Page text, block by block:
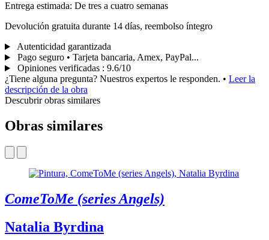
Entrega estimada: De tres a cuatro semanas
Devolución gratuita durante 14 días, reembolso íntegro
Autenticidad garantizada
Pago seguro • Tarjeta bancaria, Amex, PayPal...
Opiniones verificadas : 9.6/10
¿Tiene alguna pregunta? Nuestros expertos le responden. • Leer la
descripción de la obra
Descubrir obras similares
Obras similares
ComeToMe (series Angels)
Natalia Byrdina